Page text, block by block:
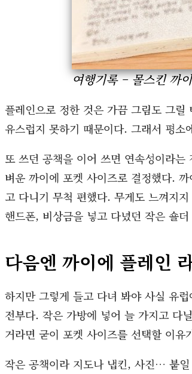
여행기록 – 몰스킨 까
플레인으로 정한 것은 가끔 그림도 그
유스럽지 못하기 때문이다. 그래서 평소
또 쓰던 공책을 이어 쓰면 연속성이라
벼운 까이에 포켓 사이즈로 결정했다.
고 다니기 무척 편했다. 무게도 느껴지
핸드폰, 비상금을 넣고 다녔던 작은 숄
다음엔 까이에 플레인
하지만 그렇게 들고 다녀 봐야 사실 유
전부다. 작은 가방에 넣어 늘 가지고 다
거라면 굳이 포켓 사이즈를 선택할 이유
작은 공책이라 지도나 냅킨, 사진… 붙